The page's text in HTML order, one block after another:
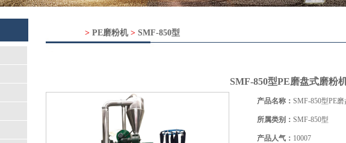
> PE磨粉机> SMF-850型
SMF-850型PE磨盘式磨粉
产品名称： SMF-850型PE
所属类别： SMF-850型
产品人气： 10007